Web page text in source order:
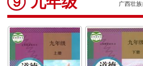
广西壮